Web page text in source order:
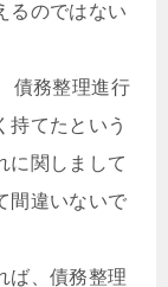
るのではない
債務整理進行
持てたという
に関しまして
間違いないで
ば、債務整理